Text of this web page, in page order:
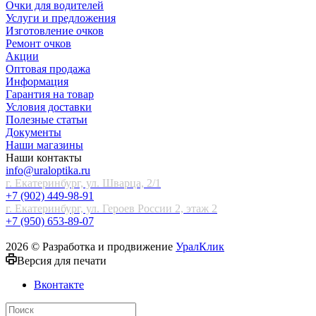
Очки для водителей
Услуги и предложения
Изготовление очков
Ремонт очков
Акции
Оптовая продажа
Информация
Гарантия на товар
Условия доставки
Полезные статьи
Документы
Наши магазины
Наши контакты
info@uraloptika.ru
г. Екатеринбург, ул. Шварца, 2/1
+7 (902) 449-98-91
г. Екатеринбург, ул. Героев России 2, этаж 2
+7 (950) 653-89-07
2026 © Разработка и продвижение УралКлик
Версия для печати
Вконтакте